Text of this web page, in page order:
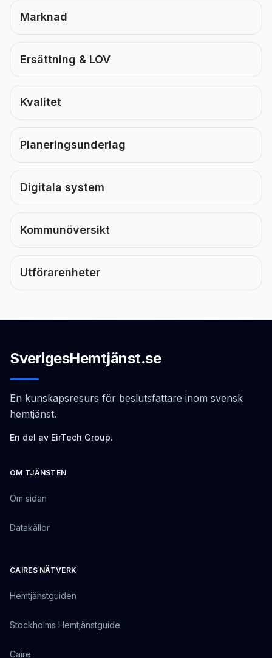
Marknad
Ersättning & LOV
Kvalitet
Planeringsunderlag
Digitala system
Kommunöversikt
Utförarenheter
SverigesHemtjänst.se
En kunskapsresurs för beslutsfattare inom svensk
hemtjänst.
En del av EirTech Group.
OM TJÄNSTEN
Om sidan
Datakällor
CAIRES NÄTVERK
Hemtjänstguiden
Stockholms Hemtjänstguide
Caire